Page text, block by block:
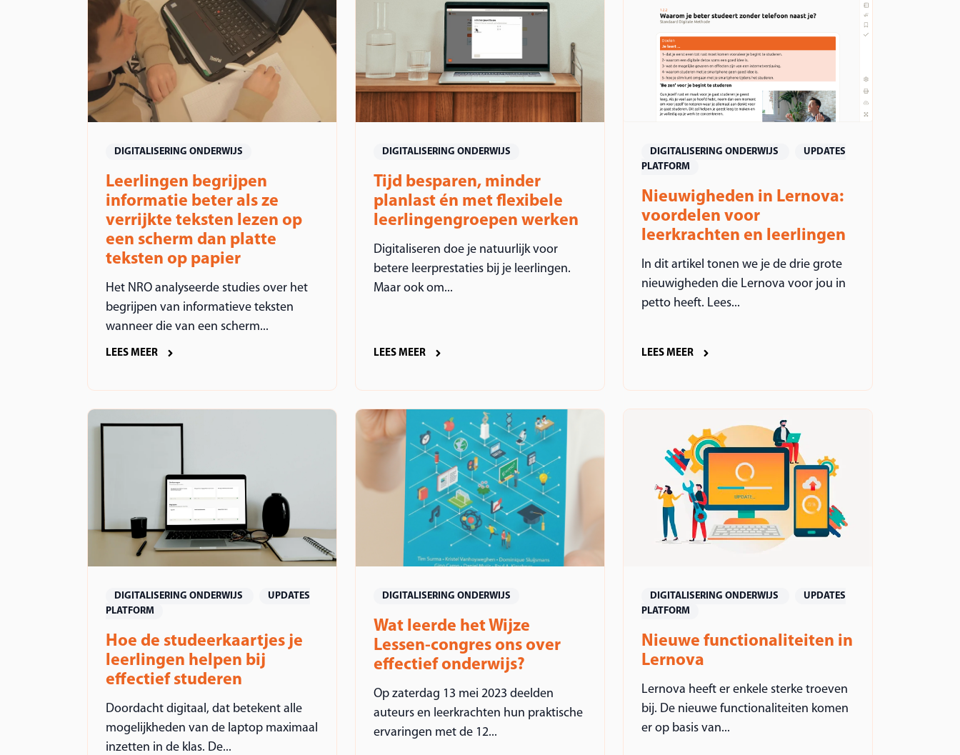
DIGITALISERING ONDERWIJS
Leerlingen begrijpen
informatie beter als ze
verrijkte teksten lezen op
een scherm dan platte
teksten op papier
Het NRO analyseerde studies over het
begrijpen van informatieve teksten
wanneer die van een scherm...
LEES MEER
DIGITALISERING ONDERWIJS
Tijd besparen, minder
planlast én met flexibele
leerlingengroepen werken
Digitaliseren doe je natuurlijk voor
betere leerprestaties bij je leerlingen.
Maar ook om...
LEES MEER
DIGITALISERING ONDERWIJS
UPDATES
PLATFORM
Nieuwigheden in Lernova:
voordelen voor
leerkrachten en leerlingen
In dit artikel tonen we je de drie grote
nieuwigheden die Lernova voor jou in
petto heeft. Lees...
LEES MEER
DIGITALISERING ONDERWIJS
UPDATES
PLATFORM
Hoe de studeerkaartjes je
leerlingen helpen bij
effectief studeren
Doordacht digitaal, dat betekent alle
mogelijkheden van de laptop maximaal
inzetten in de klas. De...
DIGITALISERING ONDERWIJS
Wat leerde het Wijze
Lessen-congres ons over
effectief onderwijs?
Op zaterdag 13 mei 2023 deelden
auteurs en leerkrachten hun praktische
ervaringen met de 12...
DIGITALISERING ONDERWIJS
UPDATES
PLATFORM
Nieuwe functionaliteiten in
Lernova
Lernova heeft er enkele sterke troeven
bij. De nieuwe functionaliteiten komen
er op basis van...